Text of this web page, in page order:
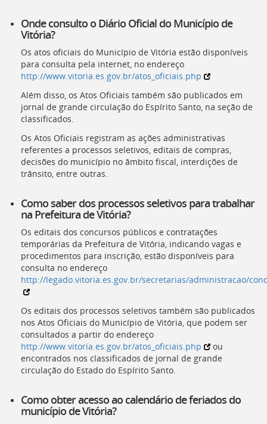
Onde consulto o Diário Oficial do Município de
Vitória?
Os atos oficiais do Município de Vitória estão disponíveis
para consulta pela internet, no endereço
http://www.vitoria.es.gov.br/atos_oficiais.php
Além disso, os Atos Oficiais também são publicados em
jornal de grande circulação do Espírito Santo, na seção de
classificados.
Os Atos Oficiais registram as ações administrativas
referentes a processos seletivos, editais de compras,
decisões do município no âmbito fiscal, interdições de
trânsito, entre outras.
Como saber dos processos seletivos para trabalhar
na Prefeitura de Vitória?
Os editais dos concursos públicos e contratações
temporárias da Prefeitura de Vitória, indicando vagas e
procedimentos para inscrição, estão disponíveis para
consulta no endereço
http://legado.vitoria.es.gov.br/secretarias/administracao/
Os editais dos processos seletivos também são publicados
nos Atos Oficiais do Município de Vitória, que podem ser
consultados a partir do endereço
http://www.vitoria.es.gov.br/atos_oficiais.php
ou
encontrados nos classificados de jornal de grande
circulação do Estado do Espírito Santo.
Como obter acesso ao calendário de feriados do
município de Vitória?